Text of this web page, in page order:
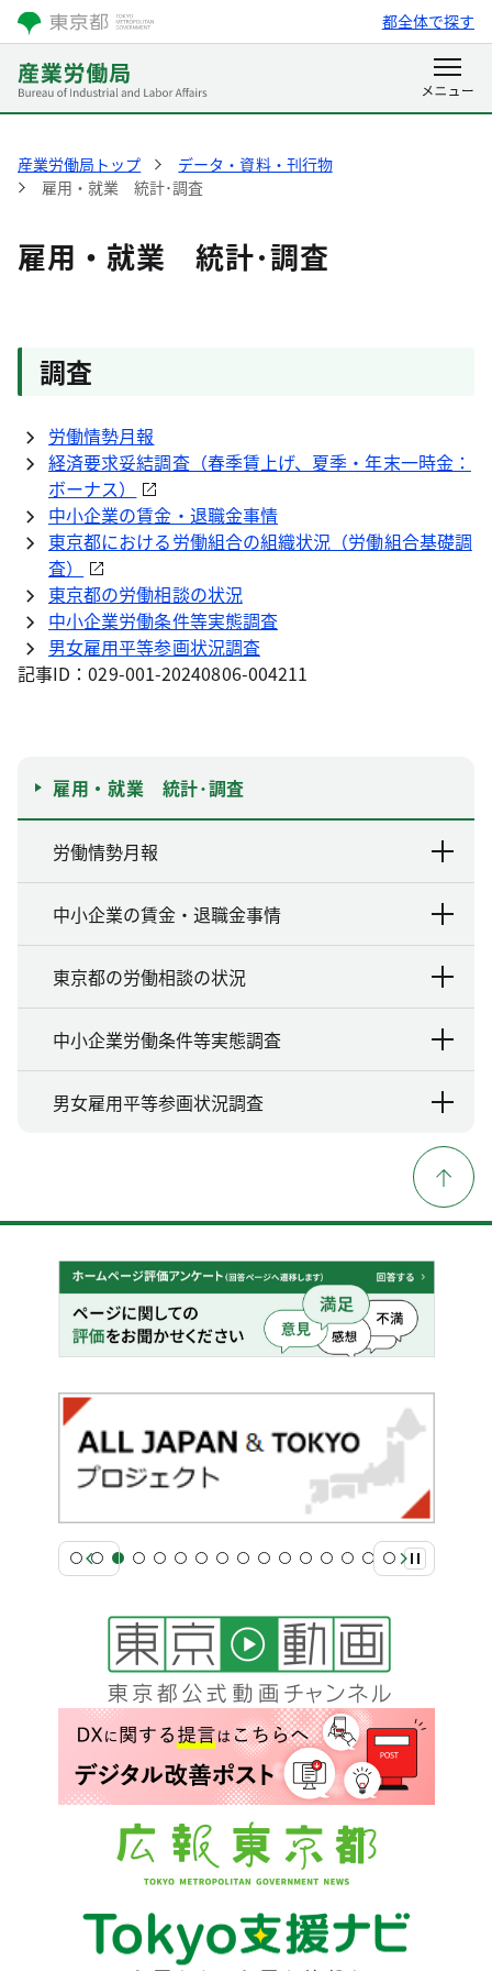
都全体で探す
産業労働局トップ
データ・資料・刊行物
雇用・就業 統計･調査
雇用・就業 統計･調査
調査
労働情勢月報
経済要求妥結調査（春季賃上げ、夏季・年末一時金：
ボーナス）
中小企業の賃金・退職金事情
東京都における労働組合の組織状況（労働組合基礎調
査）
東京都の労働相談の状況
中小企業労働条件等実態調査
男女雇用平等参画状況調査
記事ID：029-001-20240806-004211
雇用・就業 統計･調査
労働情勢月報
中小企業の賃金・退職金事情
東京都の労働相談の状況
中小企業労働条件等実態調査
男女雇用平等参画状況調査